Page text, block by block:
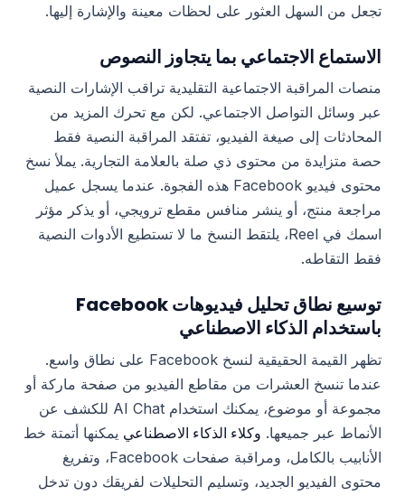
تجعل من السهل العثور على لحظات معينة والإشارة إليها.
الاستماع الاجتماعي بما يتجاوز النصوص
منصات المراقبة الاجتماعية التقليدية تراقب الإشارات النصية
عبر وسائل التواصل الاجتماعي. لكن مع تحرك المزيد من
المحادثات إلى صيغة الفيديو، تفتقد المراقبة النصية فقط
حصة متزايدة من محتوى ذي صلة بالعلامة التجارية. يملأ نسخ
محتوى فيديو Facebook هذه الفجوة. عندما يسجل عميل
مراجعة منتج، أو ينشر منافس مقطع ترويجي، أو يذكر مؤثر
اسمك في Reel، يلتقط النسخ ما لا تستطيع الأدوات النصية
فقط التقاطه.
توسيع نطاق تحليل فيديوهات Facebook
باستخدام الذكاء الاصطناعي
تظهر القيمة الحقيقية لنسخ Facebook على نطاق واسع.
عندما تنسخ العشرات من مقاطع الفيديو من صفحة ماركة أو
مجموعة أو موضوع، يمكنك استخدام AI Chat للكشف عن
الأنماط عبر جميعها. وكلاء الذكاء الاصطناعي يمكنها أتمتة خط
الأنابيب بالكامل، ومراقبة صفحات Facebook، وتفريغ
محتوى الفيديو الجديد، وتسليم التحليلات لفريقك دون تدخل